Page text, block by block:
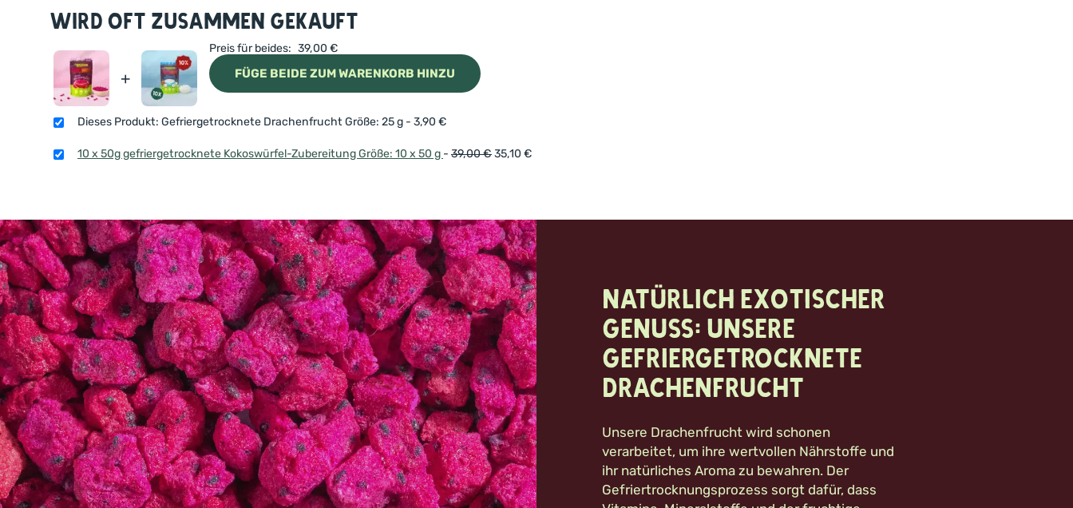
Wird oft zusammen gekauft
+
Preis für beides: 39,00 €
FÜGE BEIDE ZUM WARENKORB HINZU
Dieses Produkt: Gefriergetrocknete Drachenfrucht Größe: 25 g - 3,90 €
10 x 50g gefriergetrocknete Kokoswürfel-Zubereitung Größe: 10 x 50 g - 39,00€35,10 €
Natürlich exotischer
Genuss: Unsere
gefriergetrocknete
Drachenfrucht
Unsere Drachenfrucht wird schonen
verarbeitet, um ihre wertvollen Nährstoffe und
ihr natürliches Aroma zu bewahren. Der
Gefriertrocknungsprozess sorgt dafür, dass